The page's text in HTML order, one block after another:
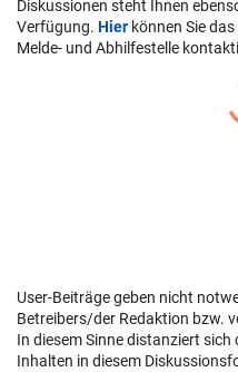
Diskussionen steht Ihnen
Verfügung. Hier können Sie
Melde- und Abhilfestelle
User-Beiträge geben nicht
Betreibers/der Redaktion bzw.
In diesem Sinne distanziert
Inhalten in diesem